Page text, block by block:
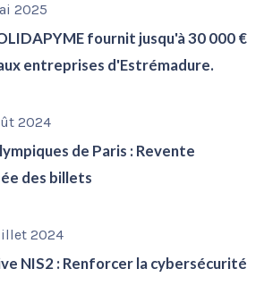
2025
fournit jusqu'à 30 000 €
entreprises d'Estrémadure.
2024
de Paris : Revente
des billets
2024
NIS2 : Renforcer la cybersécurité